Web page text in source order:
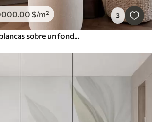
.00 $/m² 3
Ramas con flores blancas sobre un fondo beige suave.